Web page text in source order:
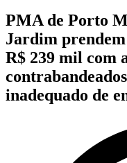
PMA de Porto
Jardim
R$ 239 mil com
inadequado de